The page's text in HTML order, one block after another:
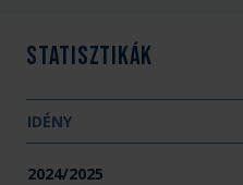
Statisztikák
IDÉNY
2024/2025